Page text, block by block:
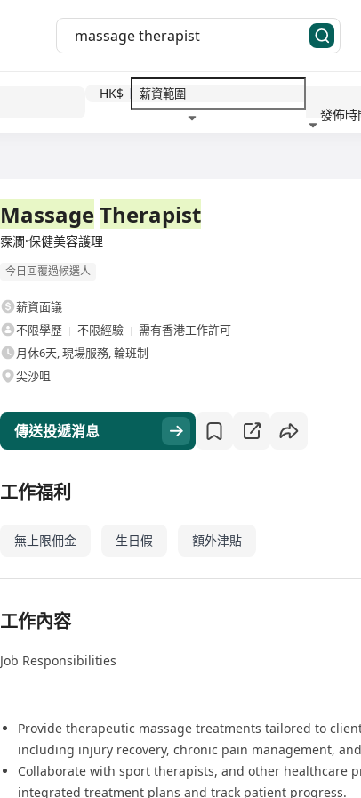
HK$
發佈時
MassageTherapist
霂瀾·保健美容護理
今日回覆過候選人
薪資面議
不限學歷
不限經驗
需有香港工作許可
月休6天, 現場服務, 輪班制
尖沙咀
傳送投遞消息
工作福利
無上限佣金 生日假 額外津貼
工作內容
Job Responsibilities
Provide therapeutic massage treatments tailored to
including injury recovery, chronic pain management,
Collaborate with sport therapists, and other healthcare
integrated treatment plans and track patient progress.